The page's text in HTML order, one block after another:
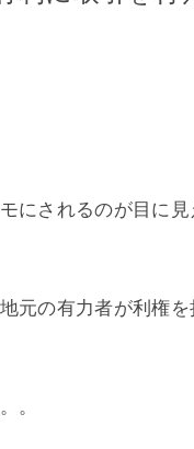
にされるのが目に見
元の有力者が利権を
。